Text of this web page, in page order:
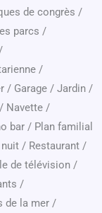
de congrès /
parcs /
/
/
/ Garage / Jardin /
/ Navette /
bar / Plan familial
/ Restaurant /
de télévision /
/
de la mer /